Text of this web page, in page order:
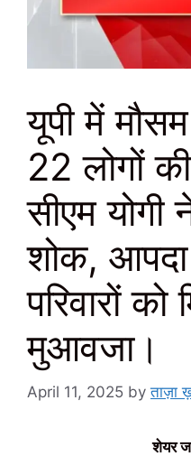
यूपी में
22 लोगों
सीएम योगी
शोक, आपदा
परिवारों को
मुआवजा।
April 11, 2025 byताज़ा
शेयर